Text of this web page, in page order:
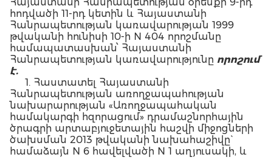
հոդվածի 11-րդ կետին և Հայաստանի
Հանրապետության կառավարության 1999
թվականի հունիսի 10-ի N 404 որոշմանը
համապատասխան՝ Հայաստանի
Հանրապետության կառավարությունը որոշում
է.
1. Հաստատել Հայաստանի
Հանրապետության առողջապահության
նախարարության «Առողջապահական
համակարգի հզորացում» դրամաշնորհային
ծրագրի արտաբյուջետային հաշվի միջոցների
ծախսման 2013 թվականի նախահաշիվը`
համաձայն N 6 հավելվածի N 1 աղյուսակի, և